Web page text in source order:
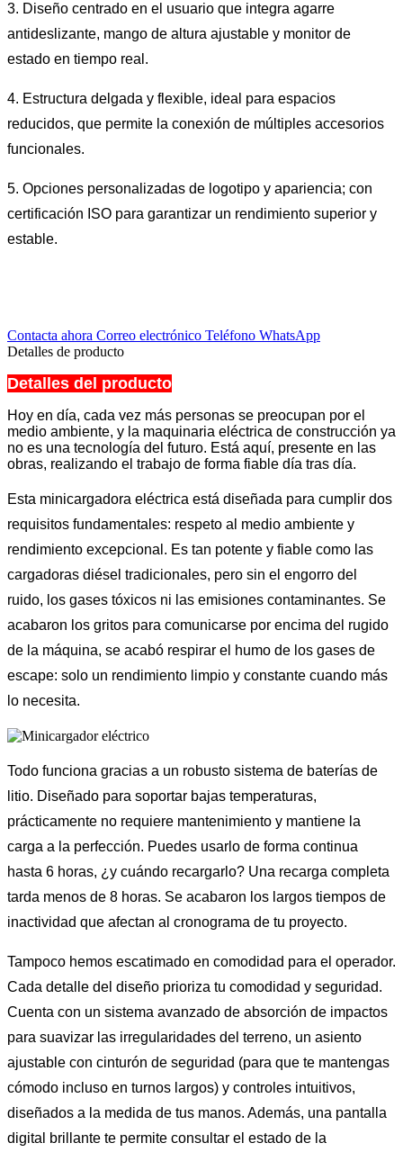
3. Diseño centrado en el usuario que integra agarre
antideslizante, mango de altura ajustable y monitor de
estado en tiempo real.
4. Estructura delgada y flexible, ideal para espacios
reducidos, que permite la conexión de múltiples accesorios
funcionales.
5. Opciones personalizadas de logotipo y apariencia; con
certificación ISO para garantizar un rendimiento superior y
estable.
Contacta ahora Correo electrónico Teléfono WhatsApp
Detalles de producto
Detalles del producto
Hoy en día, cada vez más personas se preocupan por el
medio ambiente, y la maquinaria eléctrica de construcción ya
no es una tecnología del futuro. Está aquí, presente en las
obras, realizando el trabajo de forma fiable día tras día.
Esta minicargadora eléctrica está diseñada para cumplir dos
requisitos fundamentales: respeto al medio ambiente y
rendimiento excepcional. Es tan potente y fiable como las
cargadoras diésel tradicionales, pero sin el engorro del
ruido, los gases tóxicos ni las emisiones contaminantes. Se
acabaron los gritos para comunicarse por encima del rugido
de la máquina, se acabó respirar el humo de los gases de
escape: solo un rendimiento limpio y constante cuando más
lo necesita.
Todo funciona gracias a un robusto sistema de baterías de
litio. Diseñado para soportar bajas temperaturas,
prácticamente no requiere mantenimiento y mantiene la
carga a la perfección. Puedes usarlo de forma continua
hasta 6 horas, ¿y cuándo recargarlo? Una recarga completa
tarda menos de 8 horas. Se acabaron los largos tiempos de
inactividad que afectan al cronograma de tu proyecto.
Tampoco hemos escatimado en comodidad para el operador.
Cada detalle del diseño prioriza tu comodidad y seguridad.
Cuenta con un sistema avanzado de absorción de impactos
para suavizar las irregularidades del terreno, un asiento
ajustable con cinturón de seguridad (para que te mantengas
cómodo incluso en turnos largos) y controles intuitivos,
diseñados a la medida de tus manos. Además, una pantalla
digital brillante te permite consultar el estado de la